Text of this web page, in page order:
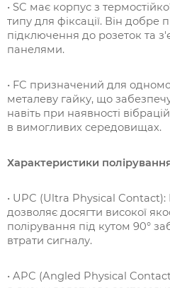
• SC має корпус з
типу для фіксації. Він добре
підключення до розеток та
панелями.
• FC призначений для
металеву гайку, що
навіть при наявності
в вимогливих середовищах.
Характеристики
• UPC (Ultra Physical
дозволяє досягти високої
полірування під кутом 90°
втрати сигналу.
• APC (Angled Physical